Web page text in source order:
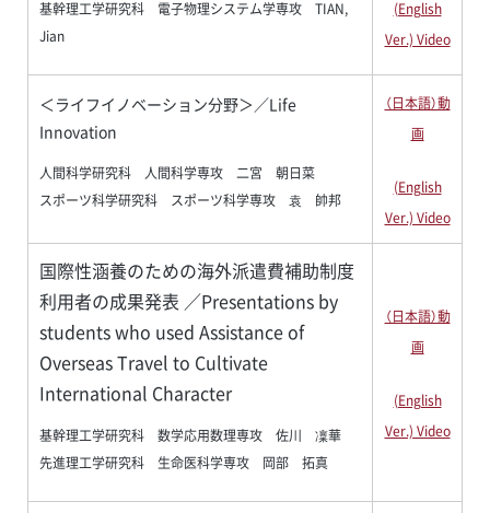
基幹理工学研究科 電子物理システム学専攻 TIAN,
Jian
(English
Ver.) Video
＜ライフイノベーション分野＞／Life
Innovation
人間科学研究科 人間科学専攻 二宮 朝日菜
スポーツ科学研究科 スポーツ科学専攻 袁 帥邦
（日本語）動
画
(English
Ver.) Video
国際性涵養のための海外派遣費補助制度
利用者の成果発表 ／Presentations by
students who used Assistance of
Overseas Travel to Cultivate
International Character
基幹理工学研究科 数学応用数理専攻 佐川 凜華
先進理工学研究科 生命医科学専攻 岡部 拓真
（日本語）動
画
(English
Ver.) Video